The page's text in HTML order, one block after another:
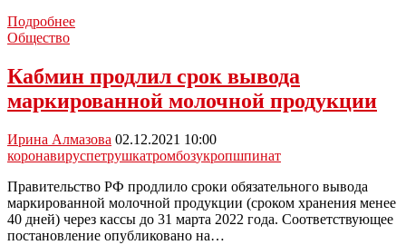
ПодробнееДиетолог
повышают
риск
после
коронавируса
Общество
Кабмин продлил срок вывода
маркированной молочной продукции
Ирина Алмазова 02.12.2021 10:00
коронавируспетрушкатромбозукропшпинат
Правительство РФ продлило сроки обязательного вывода
маркированной молочной продукции (сроком хранения менее
40 дней) через кассы до 31 марта 2022 года. Соответствующее
постановление опубликовано на…